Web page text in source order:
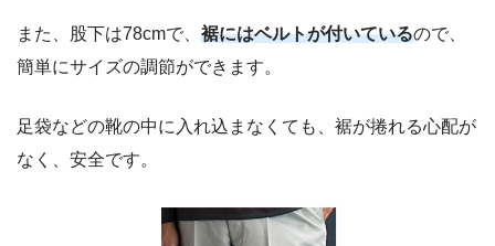
また、股下は78cmで、 裾にはベルトが付いているので、
簡単にサイズの調節ができます。
足袋などの靴の中に入れ込まなくても、裾が捲れる心配が
なく、安全です。